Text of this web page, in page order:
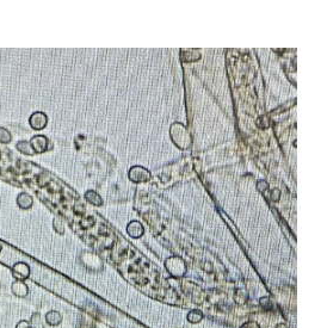
：MIST工法®の紹介
サービス内容